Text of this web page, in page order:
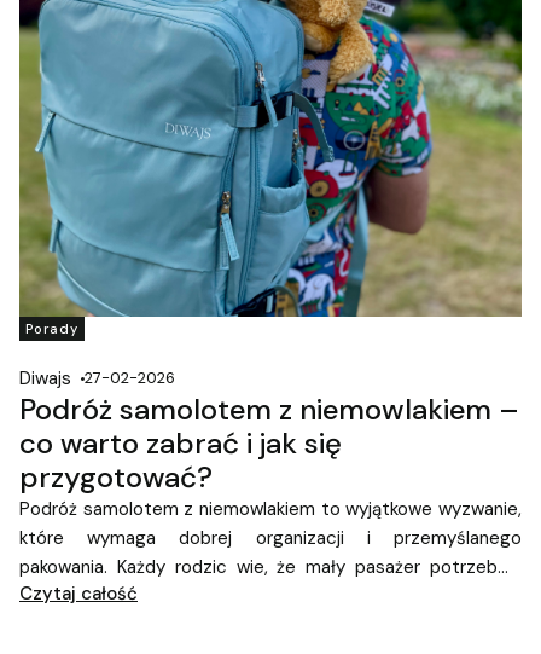
Porady
Diwajs 27-02-2026
Podróż samolotem z niemowlakiem –
co warto zabrać i jak się
przygotować?
Podróż samolotem z niemowlakiem to wyjątkowe wyzwanie,
które wymaga dobrej organizacji i przemyślanego
pakowania. Każdy rodzic wie, że mały pasażer potrzebuje
więcej rzeczy niż dorosły – a wszystko to musi zmieścić się
Czytaj całość